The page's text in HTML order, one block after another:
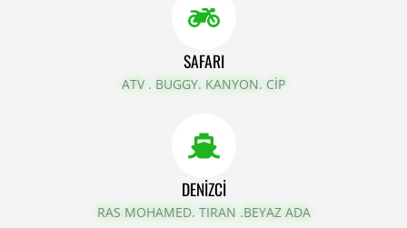
SAFARI
ATV . BUGGY. KANYON. CİP
DENIZCI
RAS MOHAMED. TIRAN .BEYAZ ADA